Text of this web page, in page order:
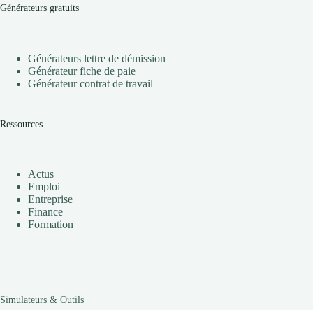
Générateurs gratuits
Générateurs lettre de démission
Générateur fiche de paie
Générateur contrat de travail
Ressources
Actus
Emploi
Entreprise
Finance
Formation
Simulateurs & Outils